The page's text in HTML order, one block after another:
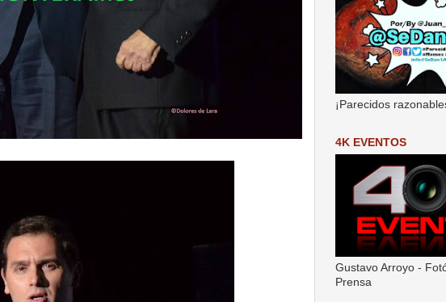
¡Parecidos
4K EVENTOS
Gustavo Arroyo -
Prensa